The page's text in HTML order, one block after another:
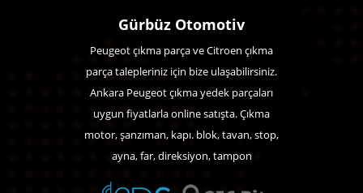
Gürbüz Otomotiv
Peugeot çıkma parça ve Citroen çıkma
parça talepleriniz için bize ulaşabilirsiniz.
Ankara Peugeot çıkma yedek parçaları
uygun fiyatlarla online satışta. Çıkma
motor, şanzıman, kapı. blok, tavan, stop,
ayna, far, direksiyon, tampon